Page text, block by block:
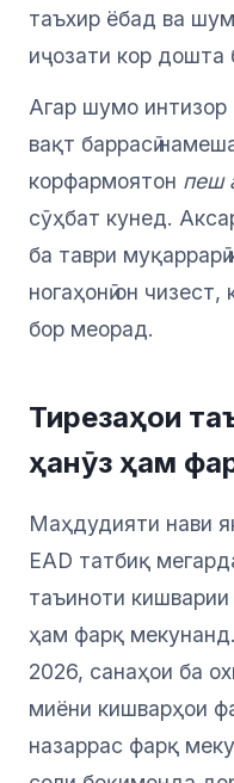
таъхир ёбад ва
иҷозати кор дошта
Агар шумо интизор
вақт баррасӣ
корфармоятон пеш
сӯҳбат кунед.
ба таври
ногаҳонӣ он
бор меорад.
Тирезаҳои
ҳанӯз ҳам
Маҳдудияти нави
EAD татбиқ
таъиноти
ҳам фарқ
2026, санаҳои ба
миёни кишварҳои
назаррас фарқ